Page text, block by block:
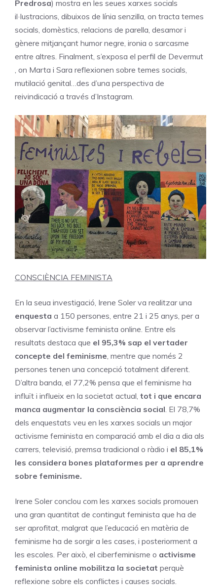
Predrosa) mostra en les seues xarxes socials
il·lustracions, dibuixos de línia senzilla, on tracta temes
socials, domèstics, relacions de parella, desamor i
gènere mitjançant humor negre, ironia o sarcasme
entre altres. Finalment, s’exposa el perfil de Devermut
, on Marta i Sara reflexionen sobre temes socials,
mutilació genital…des d’una perspectiva de
reivindicació a través d’Instagram.
CONSCIÈNCIA FEMINISTA
En la seua investigació, Irene Soler va realitzar una
enquesta a 150 persones, entre 21 i 25 anys, per a
observar l’activisme feminista online. Entre els
resultats destaca que el 95,3% sap el vertader
concepte del feminisme, mentre que només 2
persones tenen una concepció totalment diferent.
D’altra banda, el 77,2% pensa que el feminisme ha
influït i influeix en la societat actual, tot i que encara
manca augmentar la consciència social. El 78,7%
dels enquestats veu en les xarxes socials un major
activisme feminista en comparació amb el dia a dia als
carrers, televisió, premsa tradicional o ràdio i el 85,1%
les considera bones plataformes per a aprendre
sobre feminisme.
Irene Soler conclou com les xarxes socials promouen
una gran quantitat de contingut feminista que ha de
ser aprofitat, malgrat que l’educació en matèria de
feminisme ha de sorgir a les cases, i posteriorment a
les escoles. Per això, el ciberfeminisme o activisme
feminista online mobilitza la societat perquè
reflexione sobre els conflictes i causes socials.